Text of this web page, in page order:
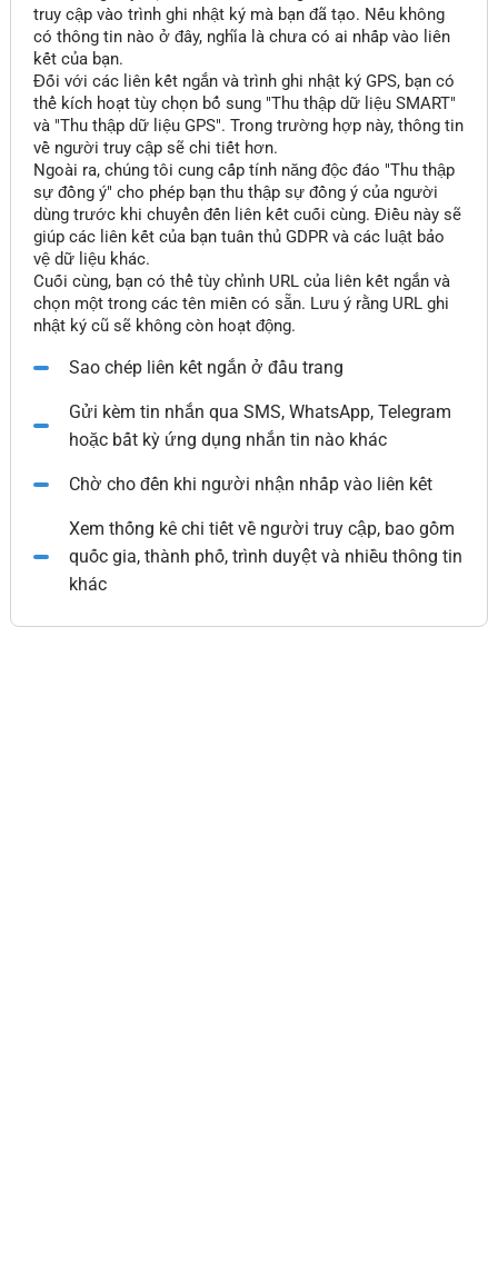
truy cập vào trình ghi nhật ký mà bạn đã tạo. Nếu không
có thông tin nào ở đây, nghĩa là chưa có ai nhấp vào liên
kết của bạn.
Đối với các liên kết ngắn và trình ghi nhật ký GPS, bạn có
thể kích hoạt tùy chọn bổ sung "Thu thập dữ liệu SMART"
và "Thu thập dữ liệu GPS". Trong trường hợp này, thông tin
về người truy cập sẽ chi tiết hơn.
Ngoài ra, chúng tôi cung cấp tính năng độc đáo "Thu thập
sự đồng ý" cho phép bạn thu thập sự đồng ý của người
dùng trước khi chuyển đến liên kết cuối cùng. Điều này sẽ
giúp các liên kết của bạn tuân thủ GDPR và các luật bảo
vệ dữ liệu khác.
Cuối cùng, bạn có thể tùy chỉnh URL của liên kết ngắn và
chọn một trong các tên miền có sẵn. Lưu ý rằng URL ghi
nhật ký cũ sẽ không còn hoạt động.
Sao chép liên kết ngắn ở đầu trang
Gửi kèm tin nhắn qua SMS, WhatsApp, Telegram
hoặc bất kỳ ứng dụng nhắn tin nào khác
Chờ cho đến khi người nhận nhấp vào liên kết
Xem thống kê chi tiết về người truy cập, bao gồm
quốc gia, thành phố, trình duyệt và nhiều thông tin
khác